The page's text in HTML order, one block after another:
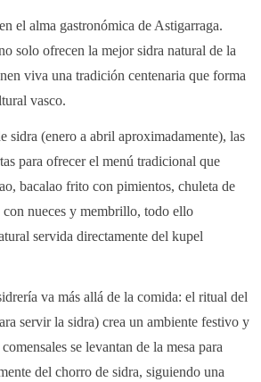
el alma gastronómica de Astigarraga.
solo ofrecen la mejor sidra natural de la
viva una tradición centenaria que forma
vasco.
sidra (enero a abril aproximadamente), las
para ofrecer el menú tradicional que
bacalao frito con pimientos, chuleta de
con nueces y membrillo, todo ello
servida directamente del kupel
va más allá de la comida: el ritual del
servir la sidra) crea un ambiente festivo y
se levantan de la mesa para
del chorro de sidra, siguiendo una